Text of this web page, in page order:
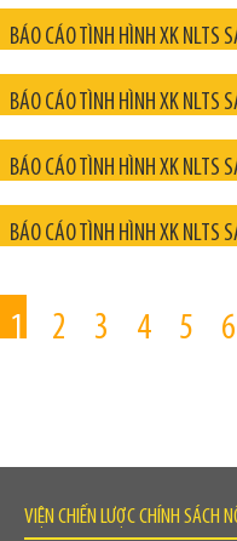
1 2 3 4 5 6
VIỆN CHIẾN LƯỢC CHÍNH SÁCH